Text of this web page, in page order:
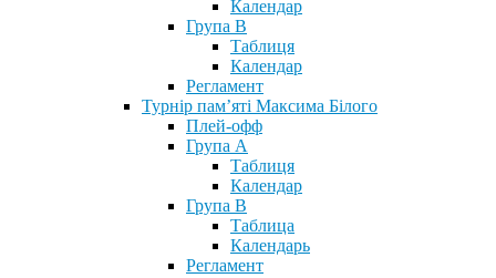
Календар
Група В
Таблиця
Календар
Регламент
Турнір пам’яті Максима Білого
Плей-офф
Група А
Таблиця
Календар
Група В
Таблица
Календарь
Регламент